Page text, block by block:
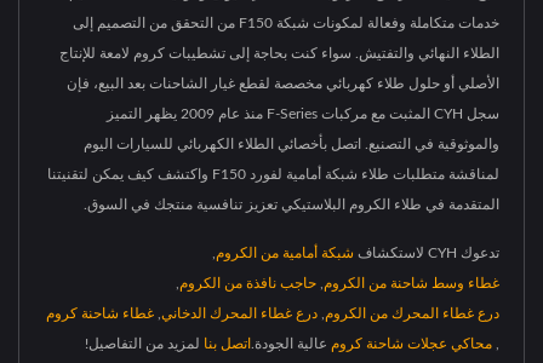
خدمات متكاملة وفعالة لمكونات شبكة F150 من التحقق من التصميم إلى
الطلاء النهائي والتفتيش. سواء كنت بحاجة إلى تشطيبات كروم لامعة للإنتاج
الأصلي أو حلول طلاء كهربائي مخصصة لقطع غيار الشاحنات بعد البيع، فإن
سجل CYH المثبت مع مركبات F-Series منذ عام 2009 يظهر التميز
والموثوقية في التصنيع. اتصل بأخصائي الطلاء الكهربائي للسيارات اليوم
لمناقشة متطلبات طلاء شبكة أمامية لفورد F150 واكتشف كيف يمكن لتقنيتنا
المتقدمة في طلاء الكروم البلاستيكي تعزيز تنافسية منتجك في السوق.
تدعوك CYH لاستكشاف شبكة أمامية من الكروم
غطاء وسط شاحنة من الكروم حاجب نافذة من الكروم
درع غطاء المحرك من الكروم درع غطاء المحرك الدخاني غطاء شاحنة كروم
محاكي عجلات شاحنة كروم عالية الجودة. اتصل بنا لمزيد من التفاصيل!